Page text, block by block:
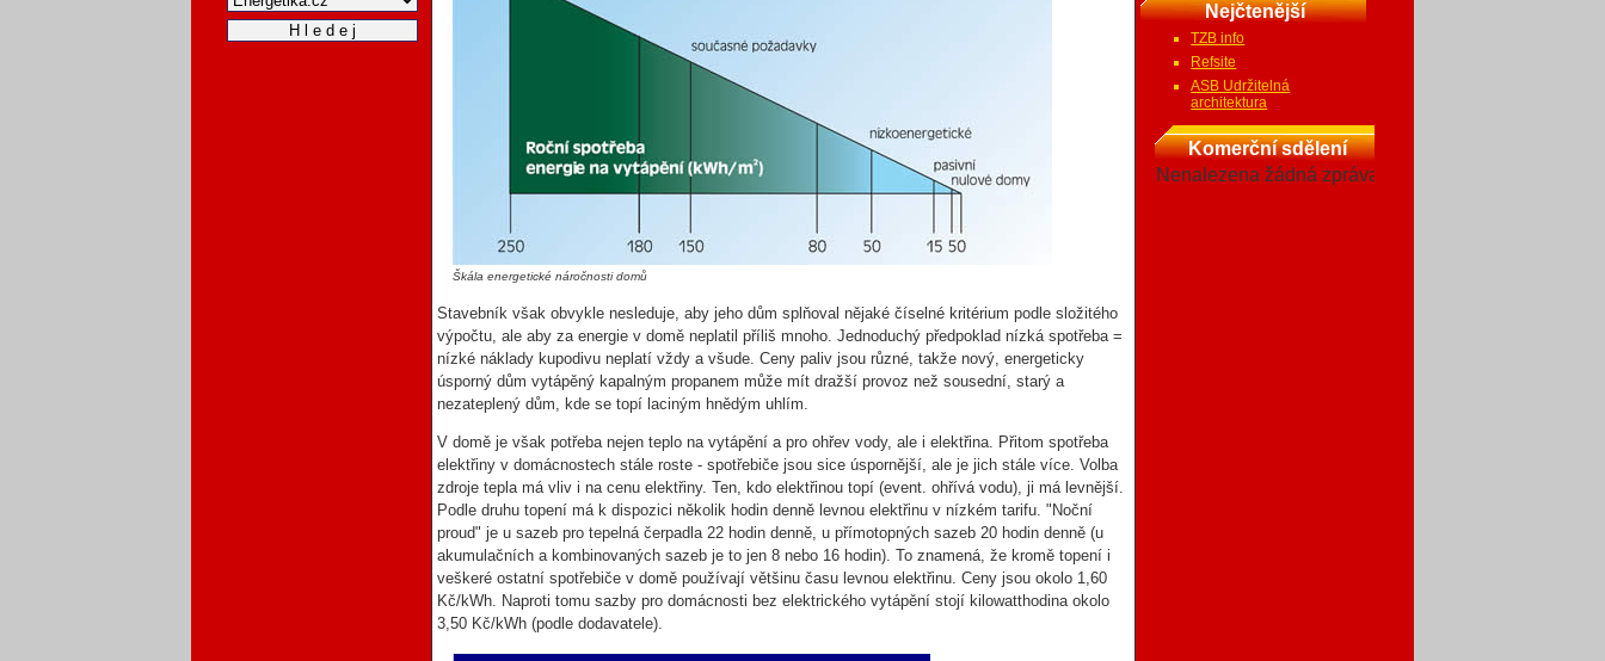
Škála energetické náročnosti domů
Stavebník však obvykle nesleduje, aby jeho dům splňoval nějaké číselné kritérium podle složitého
výpočtu, ale aby za energie v domě neplatil příliš mnoho. Jednoduchý předpoklad nízká spotřeba =
nízké náklady kupodivu neplatí vždy a všude. Ceny paliv jsou různé, takže nový, energeticky
úsporný dům vytápěný kapalným propanem může mít dražší provoz než sousední, starý a
nezateplený dům, kde se topí laciným hnědým uhlím.
V domě je však potřeba nejen teplo na vytápění a pro ohřev vody, ale i elektřina. Přitom spotřeba
elektřiny v domácnostech stále roste - spotřebiče jsou sice úspornější, ale je jich stále více. Volba
zdroje tepla má vliv i na cenu elektřiny. Ten, kdo elektřinou topí (event. ohřívá vodu), ji má levnější.
Podle druhu topení má k dispozici několik hodin denně levnou elektřinu v nízkém tarifu. "Noční
proud" je u sazeb pro tepelná čerpadla 22 hodin denně, u přímotopných sazeb 20 hodin denně (u
akumulačních a kombinovaných sazeb je to jen 8 nebo 16 hodin). To znamená, že kromě topení i
veškeré ostatní spotřebiče v domě používají většinu času levnou elektřinu. Ceny jsou okolo 1,60
Kč/kWh. Naproti tomu sazby pro domácnosti bez elektrického vytápění stojí kilowatthodina okolo
3,50 Kč/kWh (podle dodavatele).
Nejčtenější
TZB info
Refsite
ASB Udržitelná
architektura
Komerční sdělení
Nenalezena žádná zpráva